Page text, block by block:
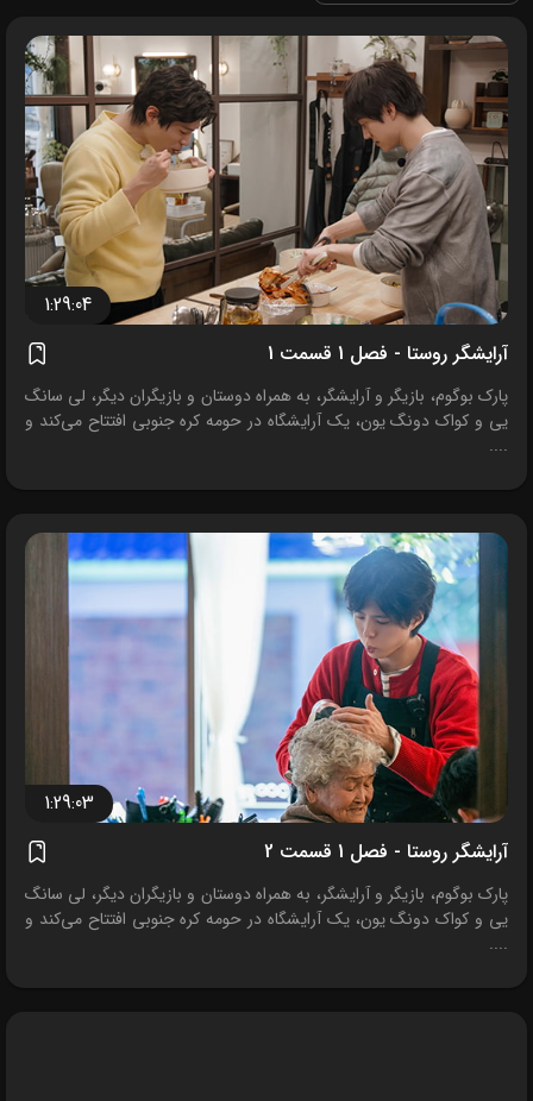
1:29:04
آرایشگر روستا - فصل 1 قسمت 1
پارک بوگوم، بازیگر و آرایشگر، به همراه دوستان و بازیگران دیگر، لی سانگ
یی و کواک دونگ یون، یک آرایشگاه در حومه کره جنوبی افتتاح می‌کند و
....
1:29:03
آرایشگر روستا - فصل 1 قسمت 2
پارک بوگوم، بازیگر و آرایشگر، به همراه دوستان و بازیگران دیگر، لی سانگ
یی و کواک دونگ یون، یک آرایشگاه در حومه کره جنوبی افتتاح می‌کند و
....